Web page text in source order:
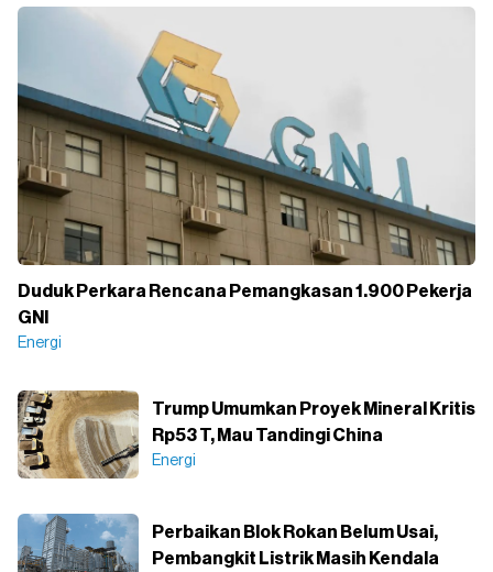
Duduk Perkara Rencana Pemangkasan 1.900 Pekerja
GNI
Energi
Trump Umumkan Proyek Mineral Kritis
Rp53 T, Mau Tandingi China
Energi
Perbaikan Blok Rokan Belum Usai,
Pembangkit Listrik Masih Kendala